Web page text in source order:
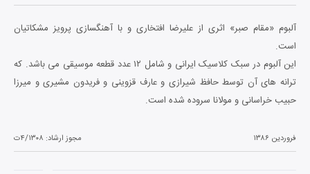
آلبوم «مقام صبر» اثری از علیرضا افتخاری و با آهنگسازی پرویز مشکاتیان
است.
این آلبوم در سبک کلاسیک ایرانی و شامل ۱۲ عدد قطعه موسیقی می باشد. که
ترانه های آن توسط حافظ شیرازی و عارف قزوینی و فریدون مشیری و میرزا
حبیب خراسانی و مولانا سروده شده است.
فروردین ۱۳۸۶ مجوز ارشاد: ۴/۱۳۰۸ت